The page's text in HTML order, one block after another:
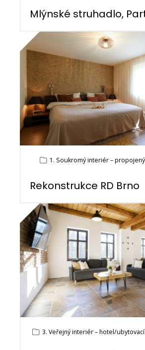
Mlýnské struhadlo,
1. Soukromý interiér –
Rekonstrukce RD Brno
3. Veřejný interiér – hotel/